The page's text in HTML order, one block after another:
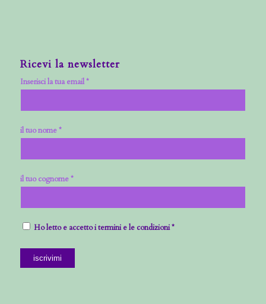
Ricevi la newsletter
Inserisci la tua email *
il tuo nome *
il tuo cognome *
Ho letto e accetto i termini e le condizioni *